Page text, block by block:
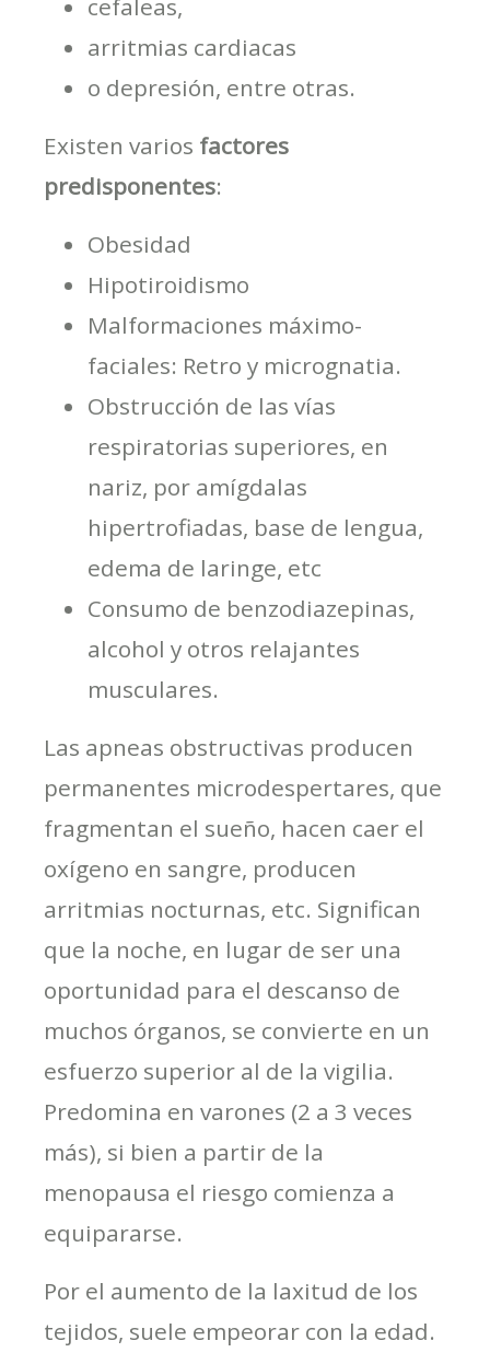
cefaleas,
arritmias cardiacas
o depresión, entre otras.
Existen varios factores
predisponentes:
Obesidad
Hipotiroidismo
Malformaciones máximo-
faciales: Retro y micrognatia.
Obstrucción de las vías
respiratorias superiores, en
nariz, por amígdalas
hipertrofiadas, base de lengua,
edema de laringe, etc
Consumo de benzodiazepinas,
alcohol y otros relajantes
musculares.
Las apneas obstructivas producen
permanentes microdespertares, que
fragmentan el sueño, hacen caer el
oxígeno en sangre, producen
arritmias nocturnas, etc. Significan
que la noche, en lugar de ser una
oportunidad para el descanso de
muchos órganos, se convierte en un
esfuerzo superior al de la vigilia.
Predomina en varones (2 a 3 veces
más), si bien a partir de la
menopausa el riesgo comienza a
equipararse.
Por el aumento de la laxitud de los
tejidos, suele empeorar con la edad.